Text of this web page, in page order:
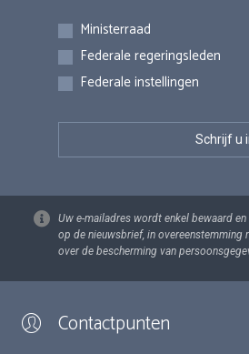
Inschrijvingen
Ministerraad
Federale regeringsleden
Federale instellingen
Uw e-mailadres wordt enkel bewaard
op de nieuwsbrief, in overeenstemming
over de bescherming van
Contactpunten